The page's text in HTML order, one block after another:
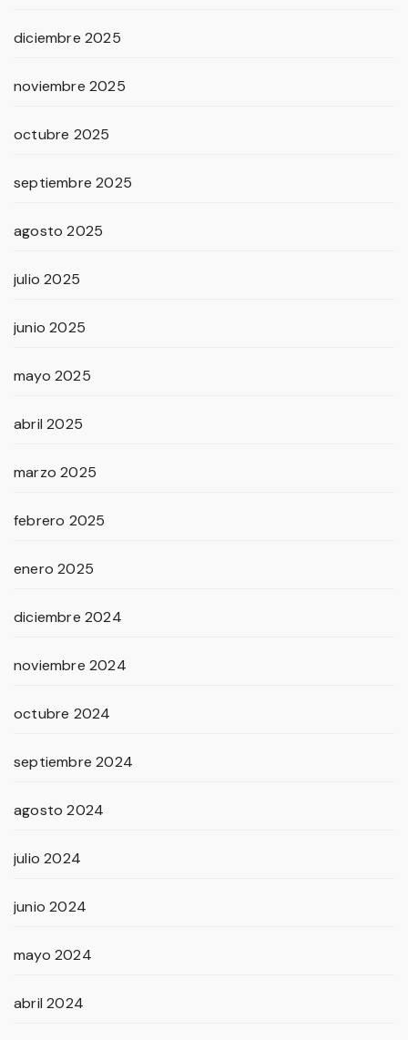
diciembre 2025
noviembre 2025
octubre 2025
septiembre 2025
agosto 2025
julio 2025
junio 2025
mayo 2025
abril 2025
marzo 2025
febrero 2025
enero 2025
diciembre 2024
noviembre 2024
octubre 2024
septiembre 2024
agosto 2024
julio 2024
junio 2024
mayo 2024
abril 2024